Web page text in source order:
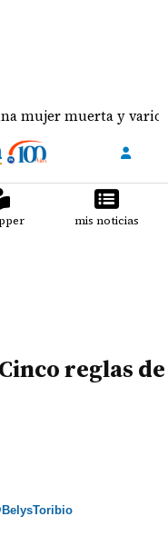
muerta y varios
mis noticias
reglas de